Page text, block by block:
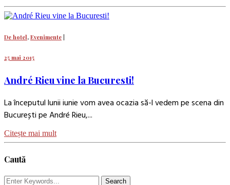
De hotel, Evenimente |
25 mai 2015
André Rieu vine la Bucuresti!
La începutul lunii iunie vom avea ocazia să-l vedem pe scena din
București pe André Rieu,...
Citește mai mult
Caută